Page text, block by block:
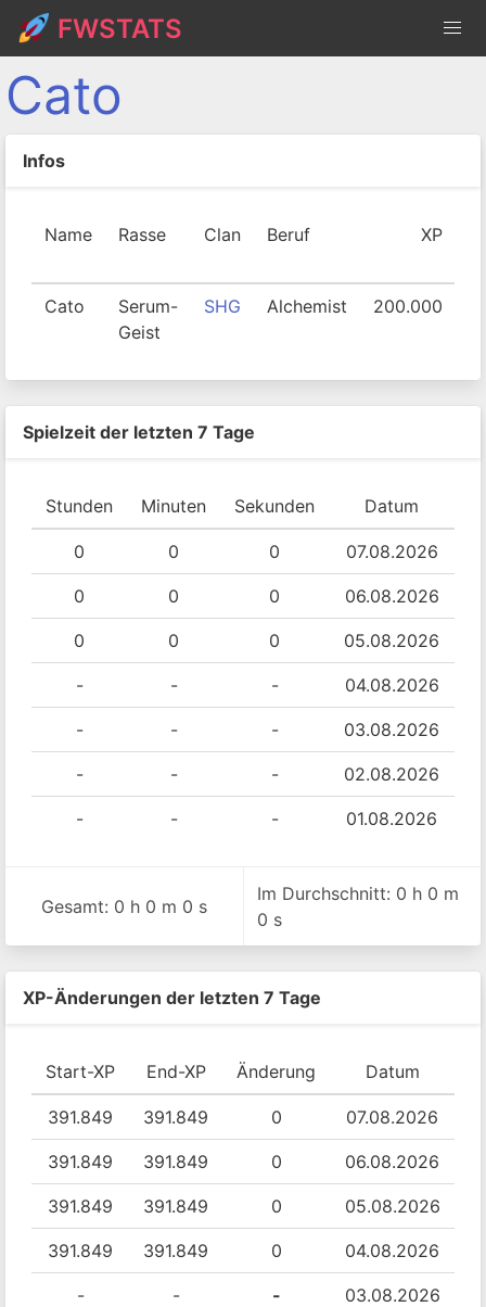
FWSTATS
Cato
Infos
Name Rasse Clan Beruf XP
Cato
Serum-
Geist
SHG Alchemist 200.000
Spielzeit der letzten 7 Tage
Stunden Minuten Sekunden Datum
0 0 0 07.08.2026
0 0 0 06.08.2026
0 0 0 05.08.2026
- - - 04.08.2026
- - - 03.08.2026
- - - 02.08.2026
- - - 01.08.2026
Gesamt: 0 h 0 m 0 s
Im Durchschnitt: 0 h 0 m
0 s
XP-Änderungen der letzten 7 Tage
Start-XP End-XP Änderung Datum
391.849 391.849 0 07.08.2026
391.849 391.849 0 06.08.2026
391.849 391.849 0 05.08.2026
391.849 391.849 0 04.08.2026
- - - 03.08.2026